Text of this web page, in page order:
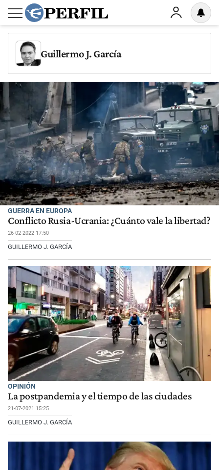
Guillermo J. García
GUERRA EN EUROPA
Conflicto Rusia-Ucrania: ¿Cuánto vale la libertad?
26-02-2022 17:50
GUILLERMO J. GARCÍA
OPINIÓN
La postpandemia y el tiempo de las ciudades
21-07-2021 15:25
GUILLERMO J. GARCÍA